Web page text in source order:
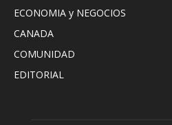
ECONOMIA y NEGOCIOS
CANADA
COMUNIDAD
EDITORIAL